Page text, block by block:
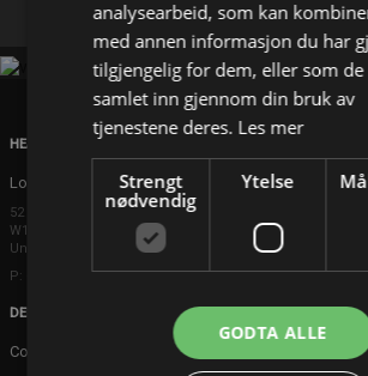
HEAD OFFICE
London
52 Brook Street
W1K 5DS London
United Kingdom
P: +44 203 608 8181
DENMARK
Copenhagen
analysearbeid, som kan
med annen informasjon du har
tilgjengelig for dem, eller som
samlet inn gjennom din bruk av
tjenestene deres. Les mer
Strengt
nødvendig
Ytelse
GODTA ALLE